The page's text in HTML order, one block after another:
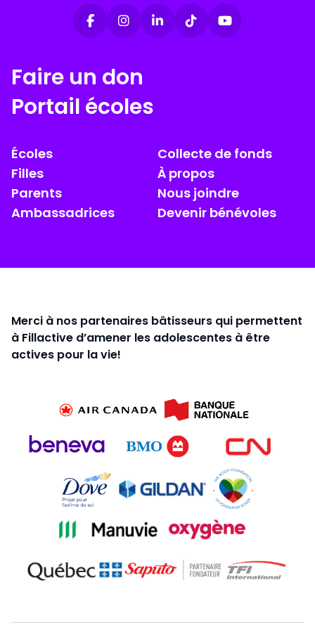
Faire un don
Portail écoles
Écoles
Filles
Parents
Ambassadrices
Collecte de fonds
À propos
Nous joindre
Devenir bénévoles
Merci à nos partenaires bâtisseurs qui permettent
à Fillactive d’amener les adolescentes à être
actives pour la vie!